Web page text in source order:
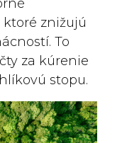
znižujú
To
za kúrenie
stopu.